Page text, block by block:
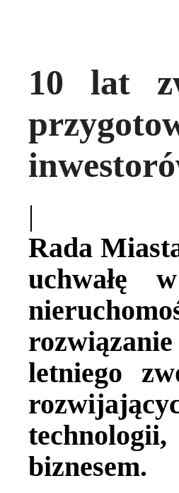
10 lat
|
Rada
uchwałę
letniego
biznesem.